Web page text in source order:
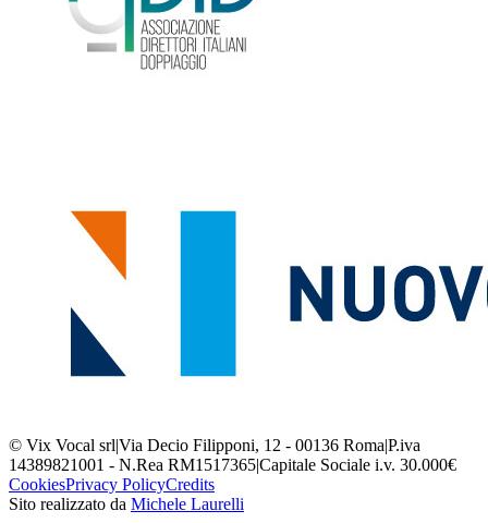
© Vix Vocal srl|Via Decio Filipponi, 12 - 00136 Roma|P.iva
14389821001 - N.Rea RM1517365|Capitale Sociale i.v. 30.000€
CookiesPrivacy PolicyCredits
Sito realizzato da Michele Laurelli